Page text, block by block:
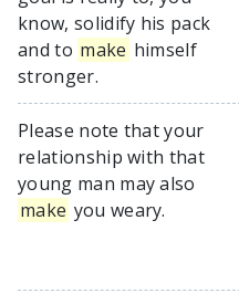
know, solidify his pack
and to make himself
stronger.
Please note that your
relationship with that
young man may also
make you weary.